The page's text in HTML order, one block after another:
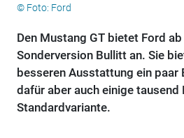
© Foto: Ford
Den Mustang GT bietet Ford
Sonderversion Bullitt an. Sie
besseren Ausstattung ein paar
dafür aber auch einige tausend
Standardvariante.